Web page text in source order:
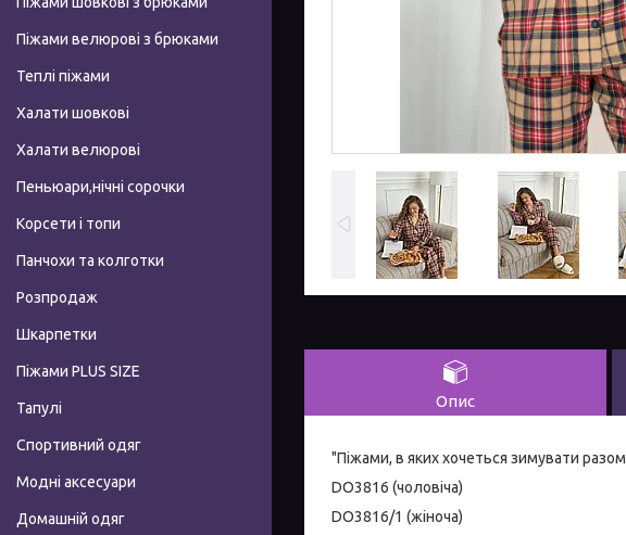
Опис
"Піжами, в яких хочеться зимувати разом
DO3816 (чоловіча)
DO3816/1 (жіноча)
Піжами велюрові з брюками
Теплі піжами
Халати шовкові
Халати велюрові
Пеньюари,нічні сорочки
Корсети і топи
Панчохи та колготки
Розпродаж
Шкарпетки
Піжами PLUS SIZE
Тапулі
Спортивний одяг
Модні аксесуари
Домашній одяг